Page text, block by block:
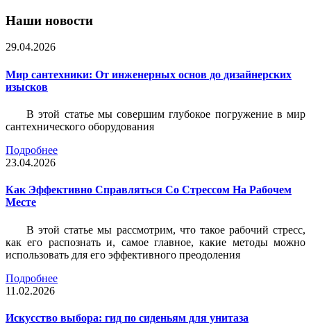
Наши новости
29.04.2026
Мир сантехники: От инженерных основ до дизайнерских
изысков
В этой статье мы совершим глубокое погружение в мир
сантехнического оборудования
Подробнее
23.04.2026
Как Эффективно Справляться Со Стрессом На Рабочем
Месте
В этой статье мы рассмотрим, что такое рабочий стресс,
как его распознать и, самое главное, какие методы можно
использовать для его эффективного преодоления
Подробнее
11.02.2026
Искусство выбора: гид по сиденьям для унитаза